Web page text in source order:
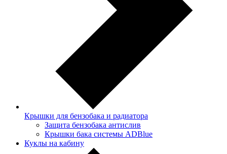
Крышки для бензобака и радиатора
Защита бензобака антислив
Крышки бака системы ADBlue
Куклы на кабину